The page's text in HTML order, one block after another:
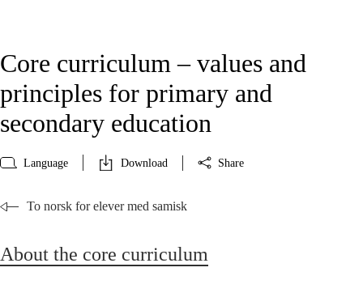
Core curriculum – values and
principles for primary and
secondary education
Language Download Share
To norsk for elever med samisk
About the core curriculum